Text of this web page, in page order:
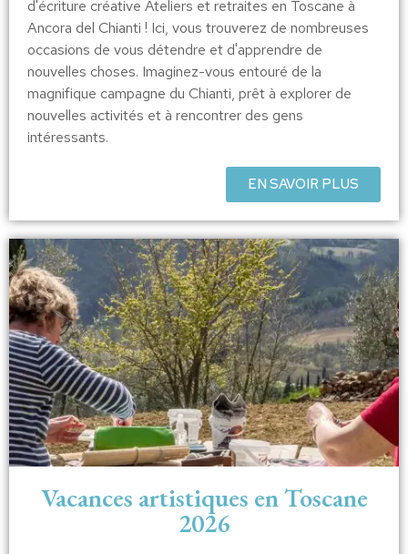
d'écriture créative Ateliers et retraites en Toscane à
Ancora del Chianti ! Ici, vous trouverez de nombreuses
occasions de vous détendre et d'apprendre de
nouvelles choses. Imaginez-vous entouré de la
magnifique campagne du Chianti, prêt à explorer de
nouvelles activités et à rencontrer des gens
intéressants.
EN SAVOIR PLUS
Vacances artistiques en Toscane
2026